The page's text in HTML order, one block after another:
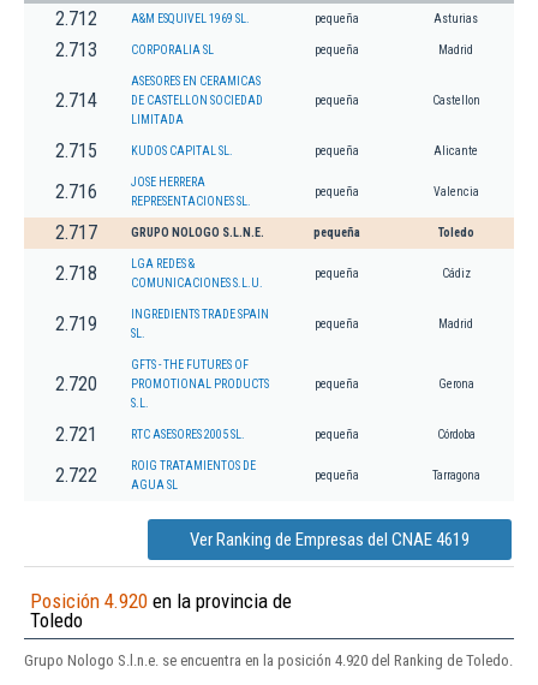
2.712 A&M ESQUIVEL 1969 SL. pequeña Asturias
2.713 CORPORALIA SL pequeña Madrid
2.714
ASESORES EN CERAMICAS
DE CASTELLON SOCIEDAD
LIMITADA
pequeña Castellon
2.715 KUDOS CAPITAL SL. pequeña Alicante
2.716
JOSE HERRERA
REPRESENTACIONES SL.
pequeña Valencia
2.717 GRUPO NOLOGO S.L.N.E. pequeña Toledo
2.718
LGA REDES &
COMUNICACIONES S.L.U.
pequeña Cádiz
2.719
INGREDIENTS TRADE SPAIN
SL.
pequeña Madrid
2.720
GFTS - THE FUTURES OF
PROMOTIONAL PRODUCTS
S.L.
pequeña Gerona
2.721 RTC ASESORES 2005 SL. pequeña Córdoba
2.722
ROIG TRATAMIENTOS DE
AGUA SL
pequeña Tarragona
Ver Ranking de Empresas del CNAE 4619
Posición 4.920 en la provincia de
Toledo
Grupo Nologo S.l.n.e. se encuentra en la posición 4.920 del Ranking de Toledo.